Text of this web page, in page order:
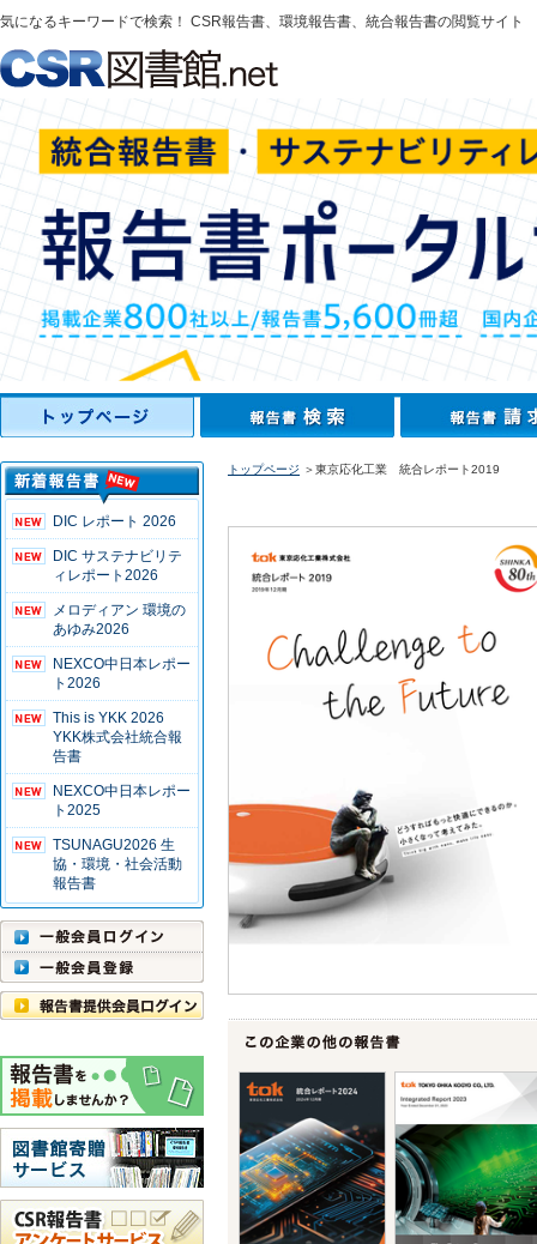
気になるキーワードで検索！ CSR報告書、環境報告書、統合報告書の閲覧サイト
DIC レポート 2026
DIC サステナビリテ
ィレポート2026
メロディアン 環境の
あゆみ2026
NEXCO中日本レポー
ト2026
This is YKK 2026
YKK株式会社統合報
告書
NEXCO中日本レポー
ト2025
TSUNAGU2026 生
協・環境・社会活動
報告書
トップページ ＞東京応化工業 統合レポート2019